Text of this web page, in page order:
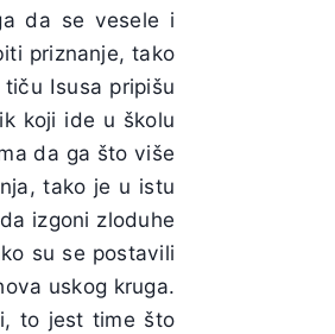
da se vesele i
priznanje, tako
Isusa pripišu
koji ide u školu
da ga što više
tako je u istu
izgoni zloduhe
su se postavili
uskog kruga.
to jest time što